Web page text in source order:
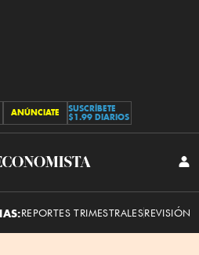
ANÚNCIATE
SUSCRÍBETE
$1.99 DIARIOS
El
REPORTES TRIMESTRALESREVISIÓN